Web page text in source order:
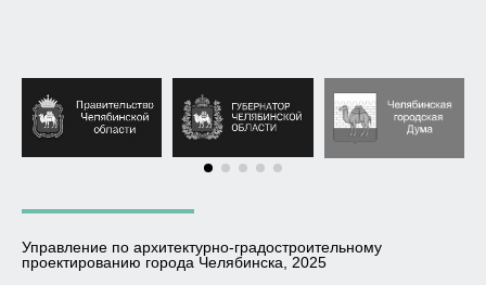
Управление по архитектурно-градостроительному
проектированию города Челябинска, 2025